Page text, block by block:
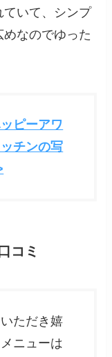
ていて、シンプ
なのでゆった
ピーアワ
チンの写
コミ
ただき嬉
ニューは